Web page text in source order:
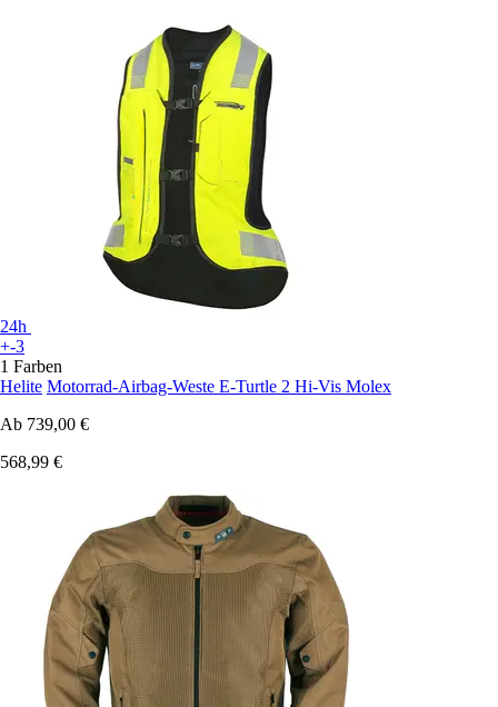
24h
+-3
1 Farben
Helite Motorrad-Airbag-Weste E-Turtle 2 Hi-Vis Molex
Ab 739,00 €
568,99 €